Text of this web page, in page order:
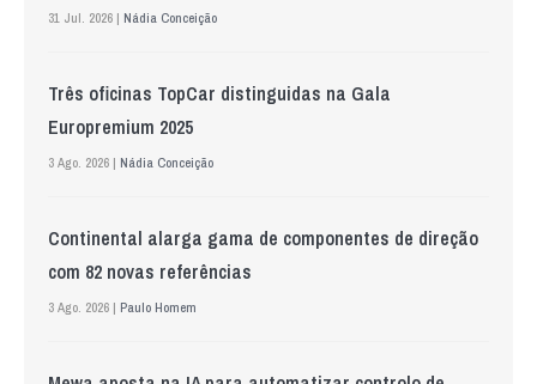
31 Jul. 2026 | Nádia Conceição
Três oficinas TopCar distinguidas na Gala
Europremium 2025
3 Ago. 2026 | Nádia Conceição
Continental alarga gama de componentes de direção
com 82 novas referências
3 Ago. 2026 | Paulo Homem